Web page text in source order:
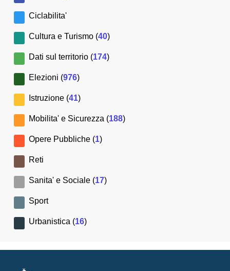
Ciclabilita'
Cultura e Turismo (40)
Dati sul territorio (174)
Elezioni (976)
Istruzione (41)
Mobilita' e Sicurezza (188)
Opere Pubbliche (1)
Reti
Sanita' e Sociale (17)
Sport
Urbanistica (16)